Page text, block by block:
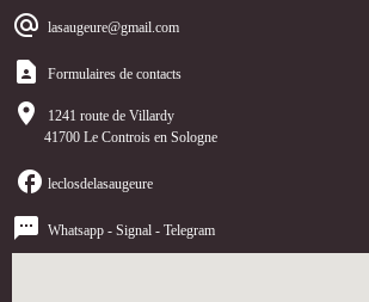
lasaugeure@gmail.com
Formulaires de contacts
1241 route de Villardy
41700 Le Controis en Sologne
leclosdelasaugeure
Whatsapp - Signal - Telegram